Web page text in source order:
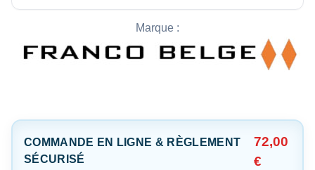
Marque :
COMMANDE EN LIGNE & RÈGLEMENT
SÉCURISÉ
72,00
€